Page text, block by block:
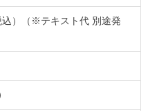
込）（※テキスト代 別途発